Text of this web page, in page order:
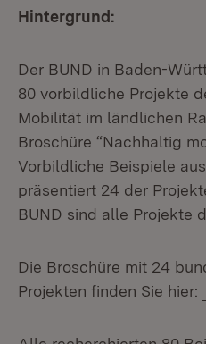
Hintergrund:
Der BUND in Baden-
80 vorbildliche Projekte
Mobilität im ländlichen
Broschüre “Nachhaltig
Vorbildliche Beispiele
präsentiert 24 der
BUND sind alle Projekte
Die Broschüre mit 24
Projekten finden Sie hier: